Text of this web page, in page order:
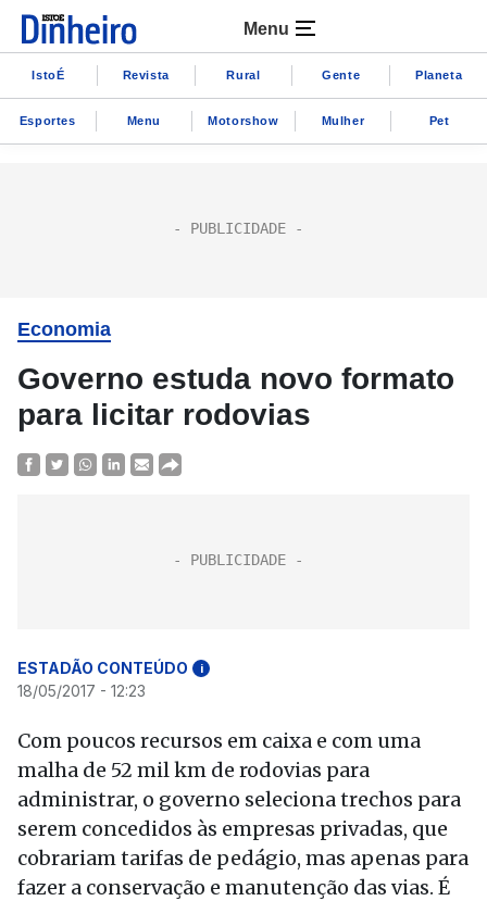
Menu
IstoÉ Revista Rural Gente Planeta
Esportes Menu Motorshow Mulher Pet
Economia
Governo estuda novo formato
para licitar rodovias
ESTADÃO CONTEÚDO i
18/05/2017 - 12:23
Com poucos recursos em caixa e com uma
malha de 52 mil km de rodovias para
administrar, o governo seleciona trechos para
serem concedidos às empresas privadas, que
cobrariam tarifas de pedágio, mas apenas para
fazer a conservação e manutenção das vias. É